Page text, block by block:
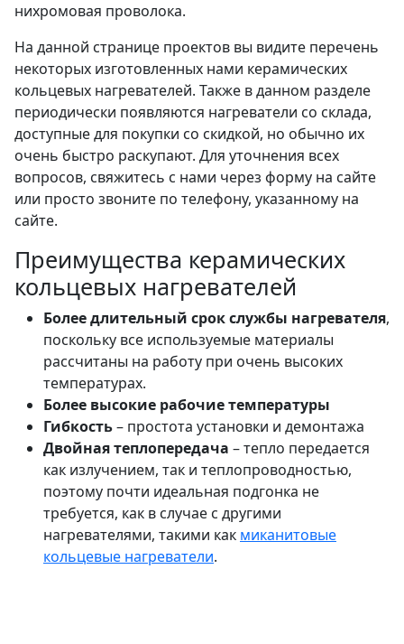
нихромовая проволока.
На данной странице проектов вы видите перечень
некоторых изготовленных нами керамических
кольцевых нагревателей. Также в данном разделе
периодически появляются нагреватели со склада,
доступные для покупки со скидкой, но обычно их
очень быстро раскупают. Для уточнения всех
вопросов, свяжитесь с нами через форму на сайте
или просто звоните по телефону, указанному на
сайте.
Преимущества керамических
кольцевых нагревателей
Болеедлительный срок службы нагревателя,
поскольку все используемые материалы
рассчитаны на работу при очень высоких
температурах.
Более высокие рабочие температуры
Гибкость– простота установки и демонтажа
Двойная теплопередача – тепло передается
как излучением, так и теплопроводностью,
поэтому почти идеальная подгонка не
требуется, как в случае с другими
нагревателями, такими как миканитовые
кольцевые нагреватели.